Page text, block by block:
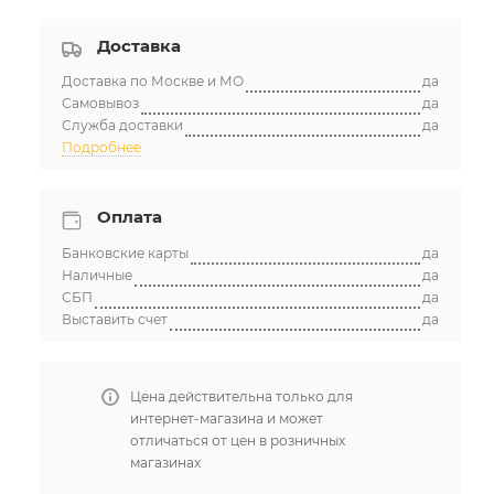
Доставка
Доставка по Москве и МО
да
Самовывоз
да
Служба доставки
да
Подробнее
Оплата
Банковские карты
да
Наличные
да
СБП
да
Выставить счет
да
Цена действительна только для
интернет-магазина и может
отличаться от цен в розничных
магазинах